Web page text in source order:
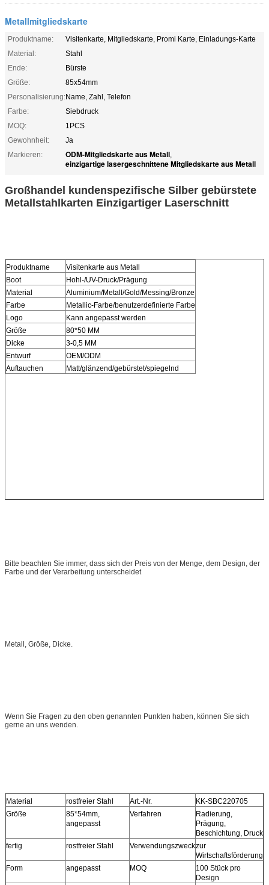
Metallmitgliedskarte
Produktname:
Visitenkarte, Mitgliedskarte, Promi Karte, Einladungs-Karte
Material:
Stahl
Ende:
Bürste
Größe:
85x54mm
Personalisierung:Name, Zahl, Telefon
Farbe:
Siebdruck
MOQ:
1PCS
Gewohnheit:
Ja
Markieren:
ODM-Mitgliedskarte aus Metall,
einzigartige lasergeschnittene Mitgliedskarte aus Metall
Großhandel kundenspezifische Silber gebürstete
Metallstahlkarten Einzigartiger Laserschnitt
Produktname
Visitenkarte aus Metall
Boot
Hohl-/UV-Druck/Prägung
Material
Aluminium/Metall/Gold/Messing/Bronze
Farbe
Metallic-Farbe/benutzerdefinierte Farbe
Logo
Kann angepasst werden
Größe
80*50 MM
Dicke
3-0,5 MM
Entwurf
OEM/ODM
Auftauchen
Matt/glänzend/gebürstet/spiegelnd
Bitte beachten Sie immer, dass sich der Preis von der Menge, dem Design, der
Farbe und der Verarbeitung unterscheidet
Metall, Größe, Dicke.
Wenn Sie Fragen zu den oben genannten Punkten haben, können Sie sich
gerne an uns wenden.
Material rostfreier Stahl Art.-Nr.
KK-SBC220705
Größe
85*54mm,
angepasst
Verfahren
Radierung,
Prägung,
Beschichtung, Druck
fertig
rostfreier Stahl Verwendungszweckzur
Wirtschaftsförderung
Form
angepasst MOQ
100 Stück pro
Design